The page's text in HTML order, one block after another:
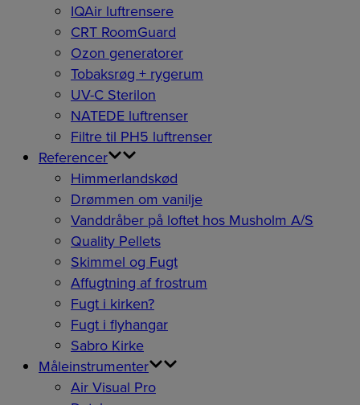
IQAir luftrensere
CRT RoomGuard
Ozon generatorer
Tobaksrøg + rygerum
UV-C Sterilon
NATEDE luftrenser
Filtre til PH5 luftrenser
Referencer
Himmerlandskød
Drømmen om vanilje
Vanddråber på loftet hos Musholm A/S
Quality Pellets
Skimmel og Fugt
Affugtning af frostrum
Fugt i kirken?
Fugt i flyhangar
Sabro Kirke
Måleinstrumenter
Air Visual Pro